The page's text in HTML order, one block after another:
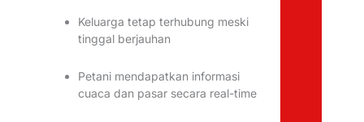
Keluarga tetap terhubung meski
tinggal berjauhan
Petani mendapatkan informasi
cuaca dan pasar secara real-time